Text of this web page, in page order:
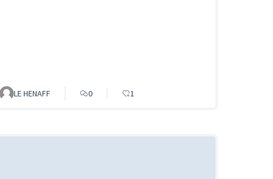
LE HENAFF 0 1